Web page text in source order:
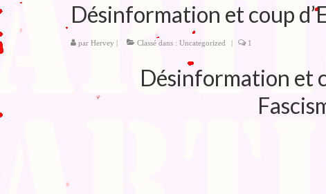
Désinformation et coup
par Hervey | Classé dans : Uncategorized | 1
Désinformation et